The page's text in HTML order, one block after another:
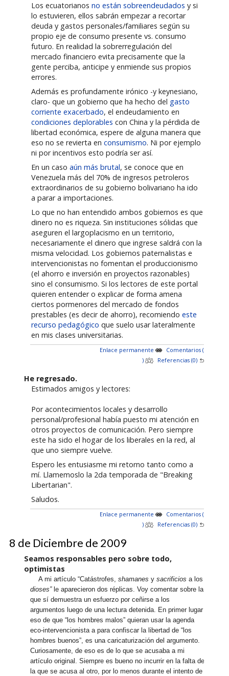
Los ecuatorianosno están sobreendeudados y si
lo estuvieren, ellos sabrán empezar a recortar
deuda y gastos personales/familiares según su
propio eje de consumo presente vs. consumo
futuro. En realidad la sobrerregulación del
mercado financiero evita precisamente que la
gente perciba, anticipe y enmiende sus propios
errores.
Además es profundamente irónico -y keynesiano,
claro- que un gobierno que ha hecho del gasto
corriente exacerbado, el endeudamiento en
condiciones deplorables con China y la pérdida de
libertad económica, espere de alguna manera que
eso no se revierta enconsumismo. Ni por ejemplo
ni por incentivos esto podría ser así.
En un casoaún más brutal, se conoce que en
Venezuela más del 70% de ingresos petroleros
extraordinarios de su gobierno bolivariano ha ido
a parar a importaciones.
Lo que no han entendido ambos gobiernos es que
dinero no es riqueza. Sin instituciones sólidas que
aseguren el largoplacismo en un territorio,
necesariamente el dinero que ingrese saldrá con la
misma velocidad. Los gobiernos paternalistas e
intervencionistas no fomentan el produccionismo
(el ahorro e inversión en proyectos razonables)
sino el consumismo. Si los lectores de este portal
quieren entender o explicar de forma amena
ciertos pormenores del mercado de fondos
prestables (es decir de ahorro), recomiendoeste
recurso pedagógico que suelo usar lateralmente
en mis clases universitarias.
Enlace permanente
Comentarios (
)
Referencias (0)
He regresado.
Estimados amigos y lectores:
Por acontecimientos locales y desarrollo
personal/profesional había puesto mi atención en
otros proyectos de comunicación. Pero siempre
este ha sido el hogar de los liberales en la red, al
que uno siempre vuelve.
Espero les entusiasme mi retorno tanto como a
mí. Llamemoslo la 2da temporada de "Breaking
Libertarian".
Saludos.
Enlace permanente
Comentarios (
)
Referencias (0)
8 de Diciembre de 2009
Seamos responsables pero sobre todo,
optimistas
A mi artículo “Catástrofes,shamanes ysacrificios a los
dioses” le aparecieron dos réplicas. Voy comentar sobre la
que sí demuestra un esfuerzo por ceñirse a los
argumentos luego de una lectura detenida. En primer lugar
eso de que “los hombres malos” quieran usar la agenda
eco-intervencionista a para confiscar la libertad de “los
hombres buenos”, es una caricaturización del argumento.
Curiosamente, de eso es de lo que se acusaba a mi
artículo original. Siempre es bueno no incurrir en la falta de
la que se acusa al otro, por lo menos durante el intento de